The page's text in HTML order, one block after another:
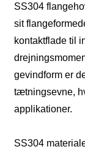
SS304
sit
kontaktflade til
gevindform er
tætningsevne,
applikationer.
SS304